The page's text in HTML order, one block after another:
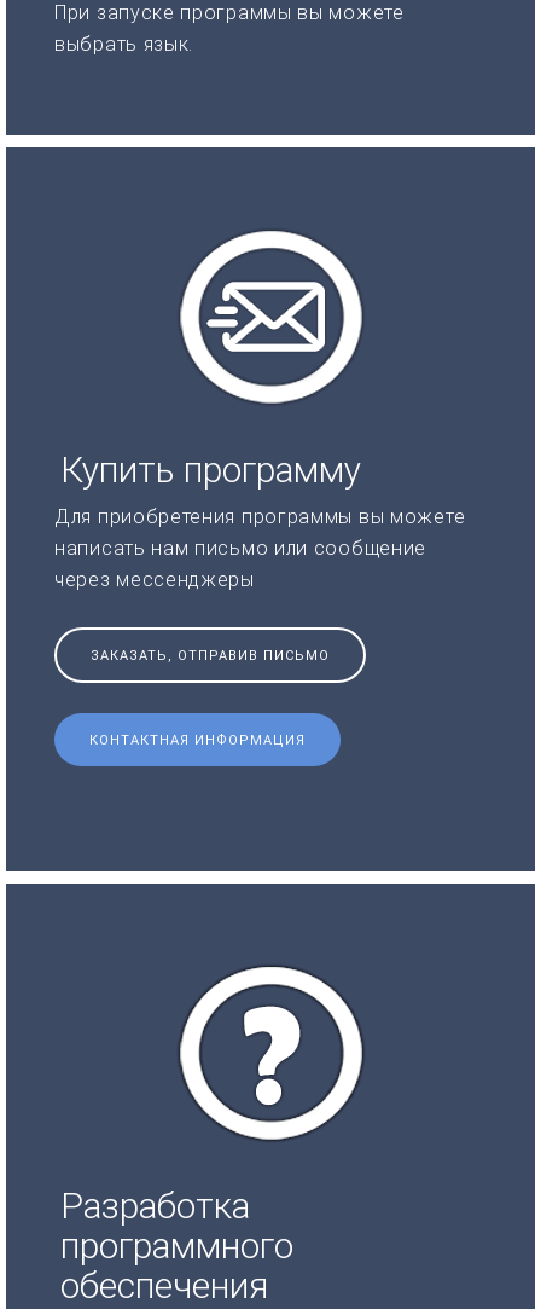
При запуске программы вы можете
выбрать язык.
Купить программу
Для приобретения программы вы можете
написать нам письмо или сообщение
через мессенджеры
ЗАКАЗАТЬ, ОТПРАВИВ ПИСЬМО
КОНТАКТНАЯ ИНФОРМАЦИЯ
Разработка
программного
обеспечения